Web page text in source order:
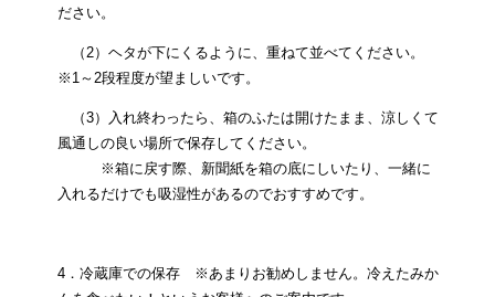
ださい。
（2）ヘタが下にくるように、重ねて並べてください。
※1～2段程度が望ましいです。
（3）入れ終わったら、箱のふたは開けたまま、涼しくて
風通しの良い場所で保存してください。
※箱に戻す際、新聞紙を箱の底にしいたり、一緒に
入れるだけでも吸湿性があるのでおすすめです。
4．冷蔵庫での保存 ※あまりお勧めしません。冷えたみか